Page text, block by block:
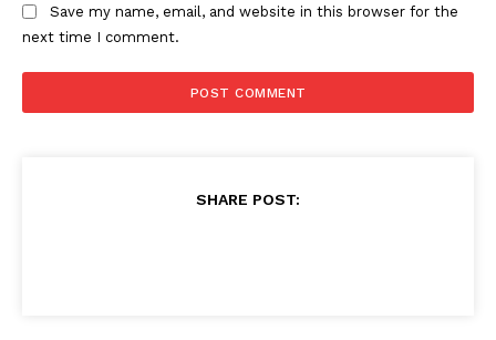
Save my name, email, and website in this browser for the
next time I comment.
SHARE POST: